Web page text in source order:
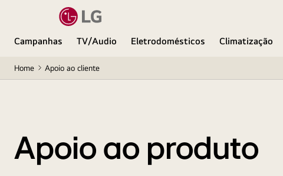
Campanhas TV/Audio Eletrodomésticos Climatização
Home Apoio ao cliente
Apoio ao produto